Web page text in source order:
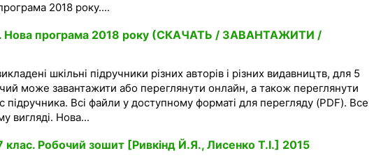
2018 року....
Нова програма 2018 року (СКАЧАТЬ / ЗАВАНТАЖИТИ /
шкільні підручники різних авторів і різних видавництв, для 5
може завантажити або переглянути онлайн, а також переглянути
підручника. Всі файли у доступному форматі для перегляду (PDF). Все
вигляді. Нова...
клас. Робочий зошит [Ривкінд Й.Я., Лисенко Т.І.] 2015